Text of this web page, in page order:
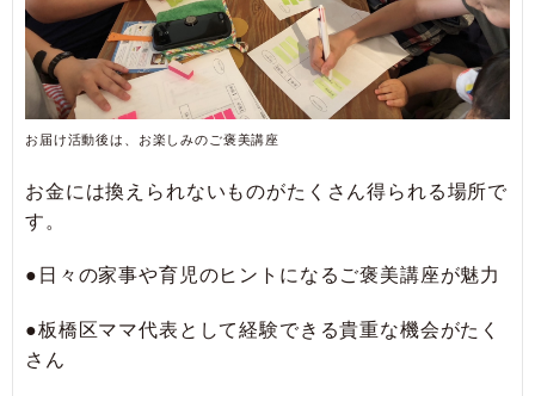
お届け活動後は、お楽しみのご褒美講座
お金には換えられないものがたくさん得られる場所で
す。
●日々の家事や育児のヒントになるご褒美講座が魅力
●板橋区ママ代表として経験できる貴重な機会がたく
さん